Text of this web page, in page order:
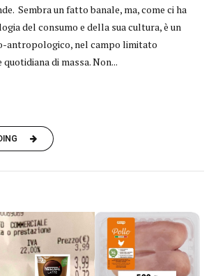
Sembra un fatto banale, ma, come ci ha
del consumo e della sua cultura, è un
antropologico, nel campo limitato
di massa. Non...